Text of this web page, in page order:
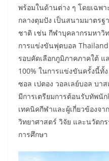
พร้อมในด้านต่าง ๆ โดยเฉพ
กลางตุมปัง เป็นสนามมาตร
ชาติ เช่น กีฬาบุคลากรมหาวิ
การแข่งขันฟุตบอล
รอบคัดเลือกภูมิภาคภาคใต้
100% ในการแข่งขันครั้งนี้
ซอล เปตอง วอลเลย์บอล บา
มีการเตรียมการต้อนรับทัพนั
เทคนิคกีฬาและผู้เกี่ยวข้องจา
วิทยาศาสตร์ วิจัย และนวัตก
การศึกษา